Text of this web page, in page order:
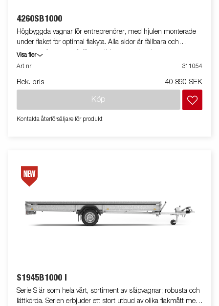
4260SB1000
Högbyggda vagnar för entreprenörer, med hjulen monterade
under flaket för optimal flakyta. Alla sidor är fällbara och
vagnarna fungerar därför utmärkt som arbetsbord,
marknadsvagn eller vid trucklastning. En kraftig stålkantsprofil
infällbara bindöglorna placerade.Vid lastning och lossning med
Vagnen på bilden kan vara extrautrustad.
Visa fler
Art nr
311054
Rek. pris 40 890 SEK
Köp
Kontakta återförsäljare för produkt
S1945B1000 I
Serie S är som hela vårt, sortiment av släpvagnar; robusta och
lättkörda. Serien erbjuder ett stort utbud av olika flakmått med